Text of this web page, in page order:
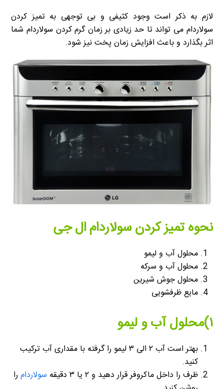
لازم به ذکر است وجود کثیفی و بی توجهی به تمیز کردن
سولاردام می تواند تا حد زیادی بر زمان گرم کردن سولاردام شما
اثر بگذارد و باعث افزایش زمان پخت نیز شود.
نحوه تميز كردن سولاردام ال جی
محلول آب و لیمو
محلول آب و سرکه
محلولجوش شیرین
مایع ظرفشویی
۱)محلول آب و لیمو
بهتر است آب ۲ الی ۳ لیمو را گرفته با مقداری آب ترکیب
کنید.
ظرف را داخل ماکروفر قرار دهید و ۲ یا ۳ دقیقه
سولاردام را